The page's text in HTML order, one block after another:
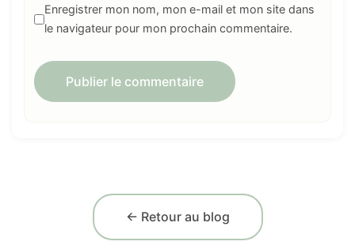
Enregistrer mon nom, mon e-mail et mon site dans
le navigateur pour mon prochain commentaire.
← Retour au blog